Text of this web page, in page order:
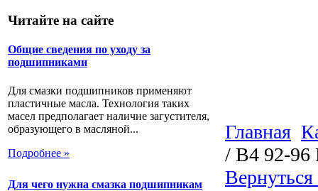
Читайте на сайте
Общие сведения по уходу за
подшипниками
Для смазки подшипников применяют
пластичные масла. Технология таких
масел предполагает наличие загустителя,
образующего в масляной...
Подробнее »
Для чего нужна смазка подшипникам
Главная
/ B4 92-96
Вернуться